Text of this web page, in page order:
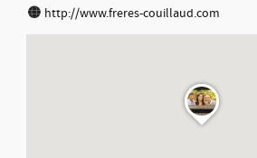
http://www.freres-couillaud.com